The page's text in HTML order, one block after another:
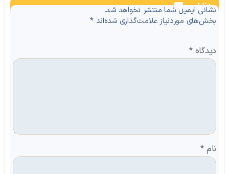
نظرات
نشانی ایمیل شما منتشر نخواهد شد.
بخش‌های موردنیاز علامت‌گذاری شده‌اند*
دیدگاه*
نام *